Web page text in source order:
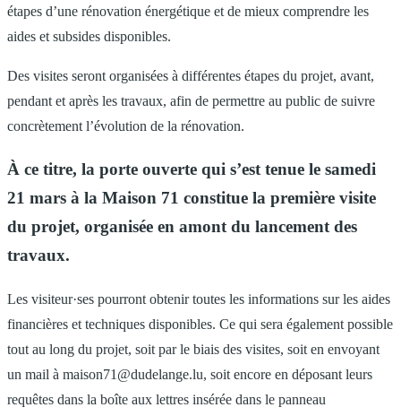
étapes d’une rénovation énergétique et de mieux comprendre les
aides et subsides disponibles.
Des visites seront organisées à différentes étapes du projet, avant,
pendant et après les travaux, afin de permettre au public de suivre
concrètement l’évolution de la rénovation.
À ce titre, la porte ouverte qui s’est tenue le samedi
21 mars à la Maison 71 constitue la première visite
du projet, organisée en amont du lancement des
travaux.
Les visiteur·ses pourront obtenir toutes les informations sur les aides
financières et techniques disponibles. Ce qui sera également possible
tout au long du projet, soit par le biais des visites, soit en envoyant
un mail à maison71@dudelange.lu, soit encore en déposant leurs
requêtes dans la boîte aux lettres insérée dans le panneau